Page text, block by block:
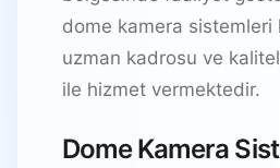
dome kamera sistemleri
uzman kadrosu ve
ile hizmet vermektedir.
Dome Kamera